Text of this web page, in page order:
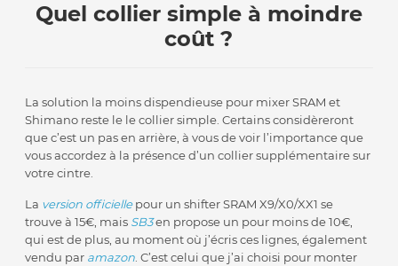
Quel collier simple à moindre
coût ?
La solution la moins dispendieuse pour mixer SRAM et
Shimano reste le le collier simple. Certains considèreront
que c’est un pas en arrière, à vous de voir l’importance que
vous accordez à la présence d’un collier supplémentaire sur
votre cintre.
La version officiellepour un shifter SRAM X9/X0/XX1 se
trouve à 15€, mais SB3en propose un pour moins de 10€,
qui est de plus, au moment où j’écris ces lignes, également
vendu par amazon. C’est celui que j’ai choisi pour monter